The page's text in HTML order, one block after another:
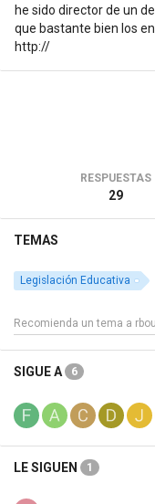
he sido director de un
que bastante bien los
http://
RESPUESTAS
29
TEMAS
Legislación Educativa
SIGUE A 6
LE SIGUEN 1